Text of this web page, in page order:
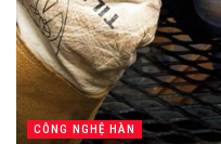
CÔNG NGHỆ HÀN